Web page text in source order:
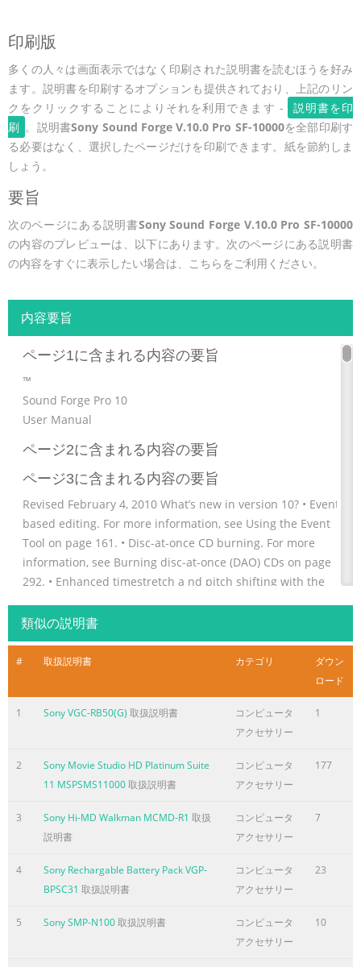
印刷版
多くの人々は画面表示ではなく印刷された説明書を読むほうを好み
ます。説明書を印刷するオプションも提供されており、上記のリン
クをクリックすることによりそれを利用できます -
説明書を印
刷 。説明書Sony Sound Forge V.10.0 Pro SF-10000を全部印刷す
る必要はなく、選択したページだけを印刷できます。紙を節約しま
しょう。
要旨
次のページにある説明書Sony Sound Forge V.10.0 Pro SF-10000
の内容のプレビューは、以下にあります。次のページにある説明書
の内容をすぐに表示したい場合は、こちらをご利用ください。
内容要旨
ページ1に含まれる内容の要旨
™
Sound Forge Pro 10
User Manual
ページ2に含まれる内容の要旨
ページ3に含まれる内容の要旨
Revised February 4, 2010 What’s new in version 10? • Event-
based editing. For more information, see Using the Event
Tool on page 161. • Disc-at-once CD burning. For more
information, see Burning disc-at-once (DAO) CDs on page
292. • Enhanced timestretch a nd pitch shifting with the
Time - élastique Timestretch on page 192. • Support for
processing musical instrument files (.dls, .sf2, .gig). For
more information, see Processin
Customer service/sales For a detailed list of Customer
Service options, we encourage you to visit
Use the following numbers for telephone support during
normal weekday business hours: Telephone/Fax Country
(800) 577-6642 (toll-free) US, Canada, and Virgin Islands
(608) 204-7703 for all other countries (608) 250-1745 (Fax) All
support options, we encourage you to vi
ページ5に含まれる内容の要旨
Dolby, Dolby Digital AC-3, and AAC encoding This product
contains one or more programs protected under
類似の説明書
# 取扱説明書 カテゴリ
ダウン
ロード
1 Sony VGC-RB50(G) 取扱説明書
コンピュータ
アクセサリー
1
2
Sony Movie Studio HD Platinum Suite
11 MSPSMS11000取扱説明書
コンピュータ
アクセサリー
177
3 Sony Hi-MD Walkman MCMD-R1 取扱
説明書
コンピュータ
アクセサリー
7
4
Sony Rechargable Battery Pack VGP-
BPSC31 取扱説明書
コンピュータ
アクセサリー
23
5 Sony SMP-N100取扱説明書
コンピュータ
アクセサリー
10